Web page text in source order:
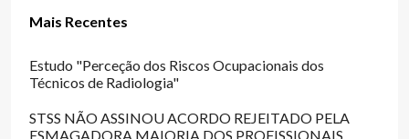
Mais Recentes
Estudo "Perceção dos Riscos Ocupacionais dos
Técnicos de Radiologia"
STSS NÃO ASSINOU ACORDO REJEITADO PELA
ESMAGADORA MAIORIA DOS PROFISSIONAIS